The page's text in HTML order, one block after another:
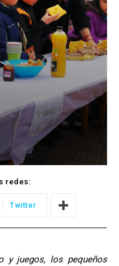
redes:
Twitter
y juegos, los pequeños